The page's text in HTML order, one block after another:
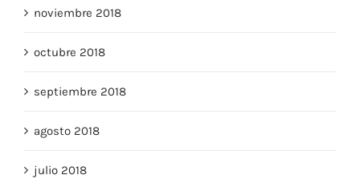
noviembre 2018
octubre 2018
septiembre 2018
agosto 2018
julio 2018